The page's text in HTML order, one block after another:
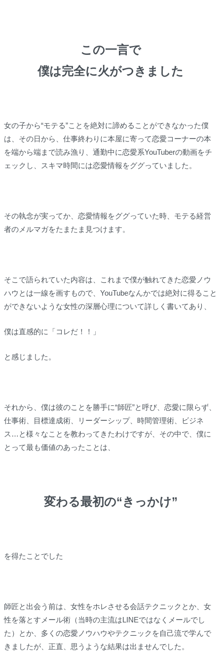
この一言で
僕は完全に火がつきました
女の子から“モテる”ことを絶対に諦めることができなかった僕
は、その日から、仕事終わりに本屋に寄って恋愛コーナーの本
を端から端まで読み漁り、通勤中に恋愛系YouTuberの動画をチ
ェックし、スキマ時間には恋愛情報をググっていました。
その執念が実ってか、恋愛情報をググっていた時、モテる経営
者のメルマガをたまたま見つけます。
そこで語られていた内容は、これまで僕が触れてきた恋愛ノウ
ハウとは一線を画すもので、YouTubeなんかでは絶対に得ること
ができないような女性の深層心理について詳しく書いてあり、
僕は直感的に「コレだ！！」
と感じました。
それから、僕は彼のことを勝手に“師匠”と呼び、恋愛に限らず、
仕事術、目標達成術、リーダーシップ、時間管理術、ビジネ
ス…と様々なことを教わってきたわけですが、その中で、僕に
とって最も価値のあったことは、
変わる最初の“きっかけ”
を得たことでした
師匠と出会う前は、女性をホレさせる会話テクニックとか、女
性を落とすメール術（当時の主流はLINEではなくメールでし
た）とか、多くの恋愛ノウハウやテクニックを自己流で学んで
きましたが、正直、思うような結果は出ませんでした。